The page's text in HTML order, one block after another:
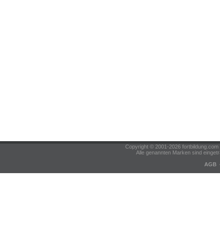
Copyright © 2001-2026
Alle genannten Marken sind
AGB